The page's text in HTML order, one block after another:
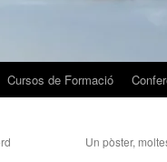
Cursos de Formació
Un pòster,